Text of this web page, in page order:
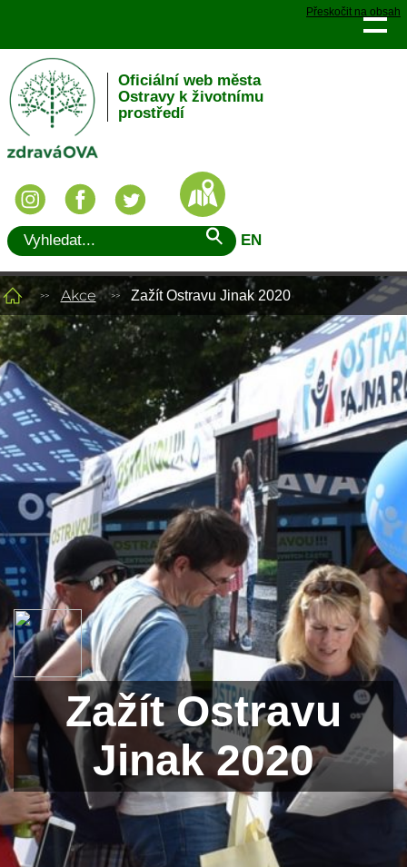
Přeskočit na obsah
Oficiální web města
Ostravy k životnímu
prostředí
EN
Akce Zažít Ostravu Jinak 2020
Zažít Ostravu
Jinak 2020